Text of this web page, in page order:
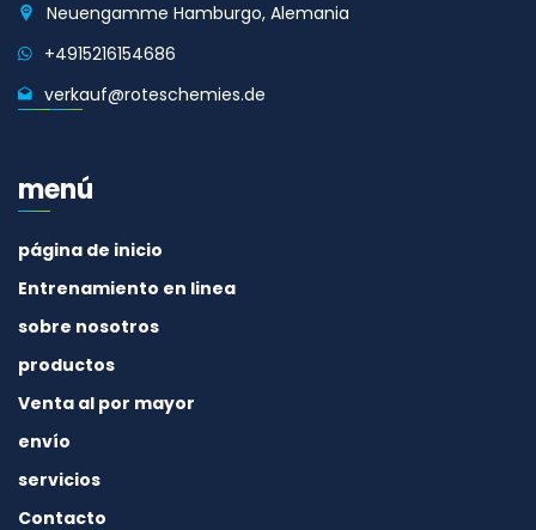
Neuengamme Hamburgo, Alemania
+4915216154686
verkauf@roteschemies.de
menú
página de inicio
Entrenamiento en linea
sobre nosotros
productos
Venta al por mayor
envío
servicios
Contacto